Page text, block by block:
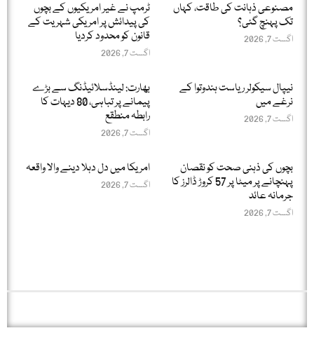
مصنوعی ذہانت کی طاقت، کہاں
تک پہنچ گئی؟
اگست 7, 2026
ٹرمپ نے غیر امریکیوں کے بچوں
کی پیدائش پر امریکی شہریت کے
قانون کو محدود کردیا
اگست 7, 2026
نیپال سیکولر ریاست ہندوتوا کے
نرغے میں
اگست 7, 2026
بھارت: لینڈسلائیڈنگ سے بڑے
پیمانے پر تباہی، 80 دیہات کا
رابطہ منطقع
اگست 7, 2026
بچوں کی ذہنی صحت کو نقصان
پہنچانے پر میٹا پر 57 کروڑ ڈالرز کا
جرمانہ عائد
اگست 7, 2026
امریکا میں دل دہلا دینے والا واقعہ
اگست 7, 2026